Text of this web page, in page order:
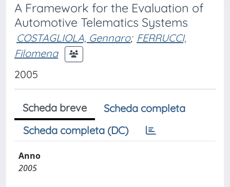
A Framework for the Evaluation of
Automotive Telematics Systems
COSTAGLIOLA, Gennaro; FERRUCCI,
Filomena
2005
Scheda breve
Scheda completa
Scheda completa (DC)
Anno
2005